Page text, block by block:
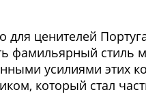
для ценителей
фамильярный стиль
усилиями этих
который стал